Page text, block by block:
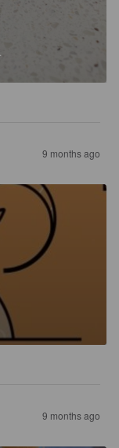
9 months ago
9 months ago